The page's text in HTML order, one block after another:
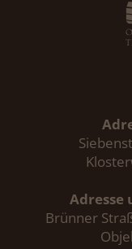
Adresse
Brünner